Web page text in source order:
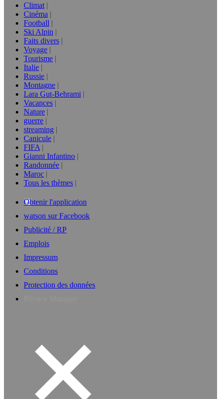
Climat
Cinéma
Football
Ski Alpin
Faits divers
Voyage
Tourisme
Italie
Russie
Montagne
Lara Gut-Behrami
Vacances
Nature
guerre
streaming
Canicule
FIFA
Gianni Infantino
Randonnée
Maroc
Tous les thèmes
Obtenir l'application
watson sur Facebook
Publicité / RP
Emplois
Impressum
Conditions
Protection des données